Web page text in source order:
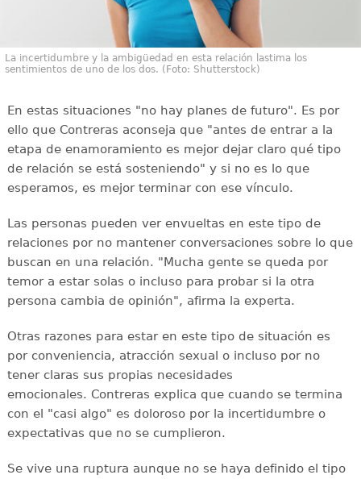
La incertidumbre y la ambigüedad en esta relación lastima los
sentimientos de uno de los dos. (Foto: Shutterstock)
En estas situaciones "no hay planes de futuro". Es por
ello que Contreras aconseja que "antes de entrar a la
etapa de enamoramiento es mejor dejar claro qué tipo
de relación se está sosteniendo" y si no es lo que
esperamos, es mejor terminar con ese vínculo.
Las personas pueden ver envueltas en este tipo de
relaciones por no mantener conversaciones sobre lo que
buscan en una relación. "Mucha gente se queda por
temor a estar solas o incluso para probar si la otra
persona cambia de opinión", afirma la experta.
Otras razones para estar en este tipo de situación es
por conveniencia, atracción sexual o incluso por no
tener claras sus propias necesidades
emocionales. Contreras explica que cuando se termina
con el "casi algo" es doloroso por la incertidumbre o
expectativas que no se cumplieron.
Se vive una ruptura aunque no se haya definido el tipo